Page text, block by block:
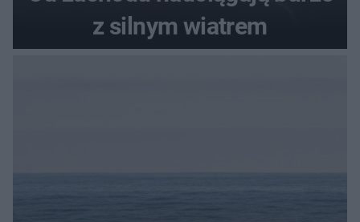
z silnym wiatrem